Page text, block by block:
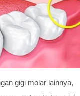
gigi molar lainnya,